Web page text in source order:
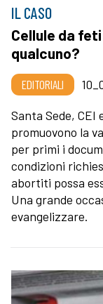
IL CASO
Cellule da
qualcuno?
EDITORIALI
Santa Sede,
promuovono la
per primi i
condizioni
abortiti possa
Una grande
evangelizzare.